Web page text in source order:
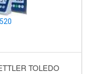
TOLEDO